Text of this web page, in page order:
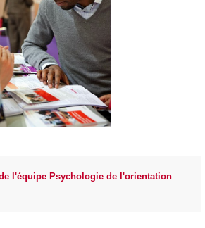
l'équipe Psychologie de l'orientation